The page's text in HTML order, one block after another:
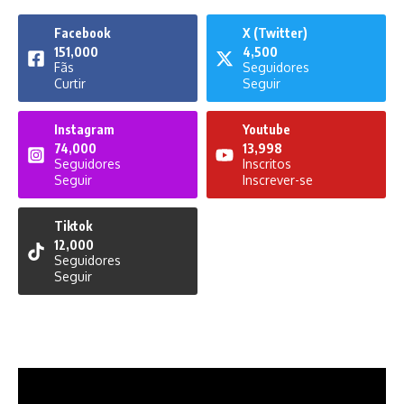
Facebook
151,000
Fãs
Curtir
X (Twitter)
4,500
Seguidores
Seguir
Instagram
74,000
Seguidores
Seguir
Youtube
13,998
Inscritos
Inscrever-se
Tiktok
12,000
Seguidores
Seguir